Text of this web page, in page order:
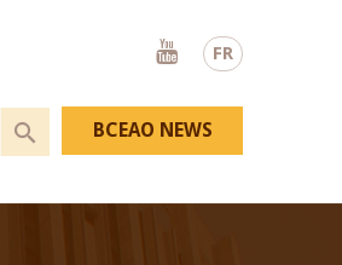
FR
Youtube
BCEAO NEWS